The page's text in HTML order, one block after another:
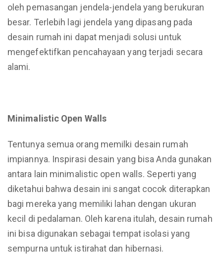
oleh pemasangan jendela-jendela yang berukuran
besar. Terlebih lagi jendela yang dipasang pada
desain rumah ini dapat menjadi solusi untuk
mengefektifkan pencahayaan yang terjadi secara
alami.
Minimalistic Open Walls
Tentunya semua orang memilki desain rumah
impiannya. Inspirasi desain yang bisa Anda gunakan
antara lain minimalistic open walls. Seperti yang
diketahui bahwa desain ini sangat cocok diterapkan
bagi mereka yang memiliki lahan dengan ukuran
kecil di pedalaman. Oleh karena itulah, desain rumah
ini bisa digunakan sebagai tempat isolasi yang
sempurna untuk istirahat dan hibernasi.